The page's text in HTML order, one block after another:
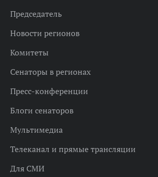
Председатель
Новости регионов
Комитеты
Сенаторы в регионах
Пресс-конференции
Блоги сенаторов
Мультимедиа
Телеканал и прямые трансляции
Для СМИ